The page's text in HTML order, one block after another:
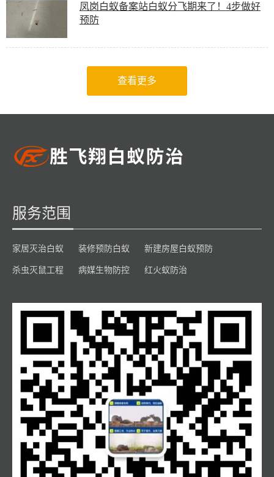
凤岗白蚁备案站白蚁分飞期来了！4步做好
预防
查看更多
服务范围
家居灭治白蚁 装修预防白蚁 新建房屋白蚁预防
杀虫灭鼠工程 病媒生物防控 红火蚁防治